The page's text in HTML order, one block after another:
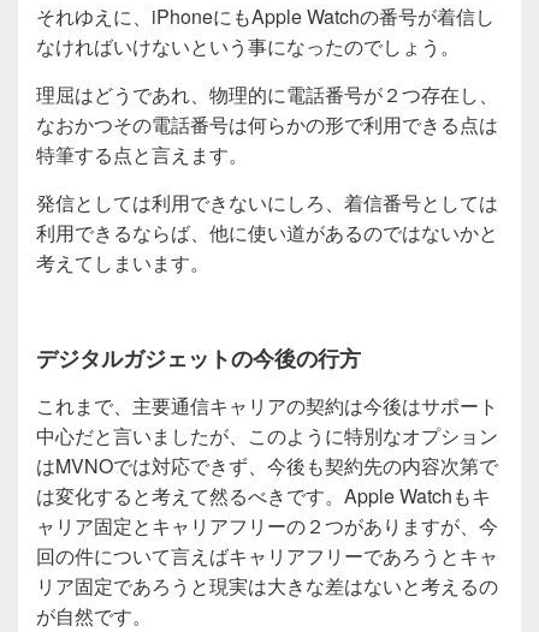
それゆえに、iPhoneにもApple Watchの番号が着信し
なければいけないという事になったのでしょう。
理屈はどうであれ、物理的に電話番号が２つ存在し、
なおかつその電話番号は何らかの形で利用できる点は
特筆する点と言えます。
発信としては利用できないにしろ、着信番号としては
利用できるならば、他に使い道があるのではないかと
考えてしまいます。
デジタルガジェットの今後の行方
これまで、主要通信キャリアの契約は今後はサポート
中心だと言いましたが、このように特別なオプション
はMVNOでは対応できず、今後も契約先の内容次第で
は変化すると考えて然るべきです。Apple Watchもキ
ャリア固定とキャリアフリーの２つがありますが、今
回の件について言えばキャリアフリーであろうとキャ
リア固定であろうと現実は大きな差はないと考えるの
が自然です。